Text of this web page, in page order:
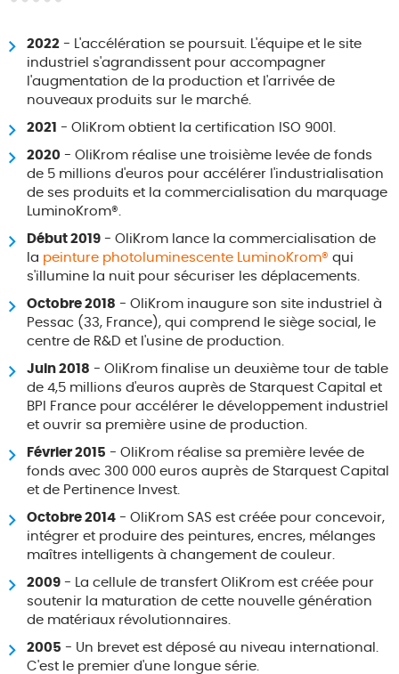
2022 - L'accélération se poursuit. L'équipe et le site
industriel s'agrandissent pour accompagner
l'augmentation de la production et l'arrivée de
nouveaux produits sur le marché.
2021 - OliKrom obtient la certification ISO 9001.
2020 - OliKrom réalise une troisième levée de fonds
de 5 millions d'euros pour accélérer l'industrialisation
de ses produits et la commercialisation du marquage
LuminoKrom®.
Début 2019 - OliKrom lance la commercialisation de
la peinture photoluminescente LuminoKrom® qui
s'illumine la nuit pour sécuriser les déplacements.
Octobre 2018 - OliKrom inaugure son site industriel à
Pessac (33, France), qui comprend le siège social, le
centre de R&D et l'usine de production.
Juin 2018 - OliKrom finalise un deuxième tour de table
de 4,5 millions d'euros auprès de Starquest Capital et
BPI France pour accélérer le développement industriel
et ouvrir sa première usine de production.
Février 2015 - OliKrom réalise sa première levée de
fonds avec 300 000 euros auprès de Starquest Capital
et de Pertinence Invest.
Octobre 2014 - OliKrom SAS est créée pour concevoir,
intégrer et produire des peintures, encres, mélanges
maîtres intelligents à changement de couleur.
2009 - La cellule de transfert OliKrom est créée pour
soutenir la maturation de cette nouvelle génération
de matériaux révolutionnaires.
2005 - Un brevet est déposé au niveau international.
C'est le premier d'une longue série.